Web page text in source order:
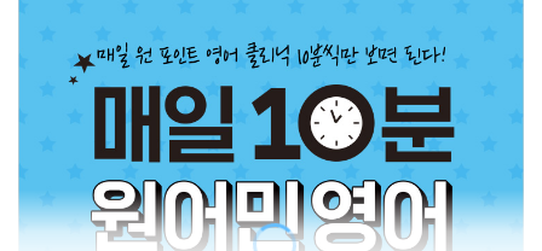
Part 2 영어 표현, 우리말과 너무 달라.
DAY 11 나 약속 있어.
DAY 12 나 최근에 살이 좀 쪘어.
DAY 13 이 알약 먹어.
DAY 14 맞는지 보게 이거 입어봐.
DAY 15 나 엄청 큰 실수했어.